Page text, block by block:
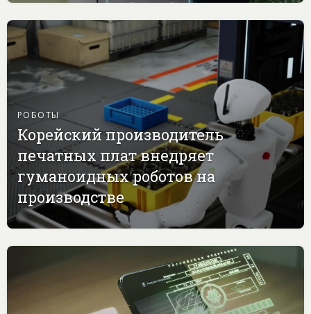
РОБОТЫ
Корейский производитель
печатных плат внедряет
гуманоидных роботов на
производстве